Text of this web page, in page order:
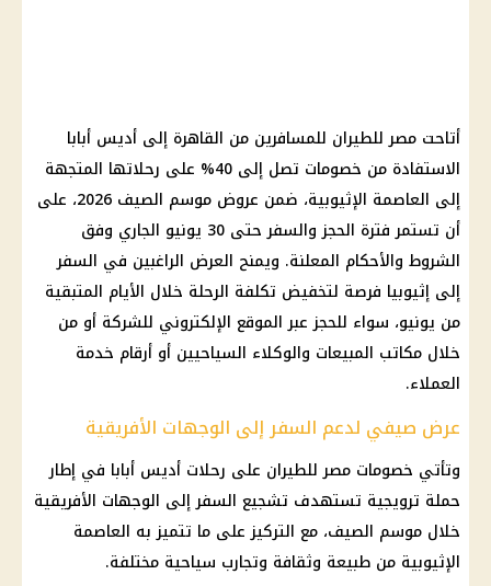
أتاحت مصر للطيران للمسافرين من القاهرة إلى أديس أبابا
الاستفادة من خصومات تصل إلى 40% على رحلاتها المتجهة
إلى العاصمة الإثيوبية، ضمن عروض موسم الصيف 2026، على
أن تستمر فترة الحجز والسفر حتى 30 يونيو الجاري وفق
الشروط والأحكام المعلنة. ويمنح العرض الراغبين في السفر
إلى إثيوبيا فرصة لتخفيض تكلفة الرحلة خلال الأيام المتبقية
من يونيو، سواء للحجز عبر الموقع الإلكتروني للشركة أو من
خلال مكاتب المبيعات والوكلاء السياحيين أو أرقام خدمة
العملاء.
عرض صيفي لدعم السفر إلى الوجهات الأفريقية
وتأتي خصومات مصر للطيران على رحلات أديس أبابا في إطار
حملة ترويجية تستهدف تشجيع السفر إلى الوجهات الأفريقية
خلال موسم الصيف، مع التركيز على ما تتميز به العاصمة
الإثيوبية من طبيعة وثقافة وتجارب سياحية مختلفة.